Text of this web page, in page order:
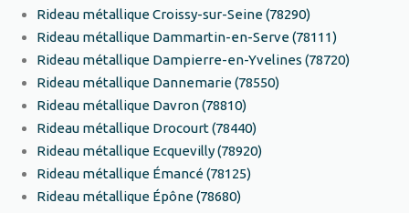
Rideau métallique Croissy-sur-Seine (78290)
Rideau métallique Dammartin-en-Serve (78111)
Rideau métallique Dampierre-en-Yvelines (78720)
Rideau métallique Dannemarie (78550)
Rideau métallique Davron (78810)
Rideau métallique Drocourt (78440)
Rideau métallique Ecquevilly (78920)
Rideau métallique Émancé (78125)
Rideau métallique Épône (78680)